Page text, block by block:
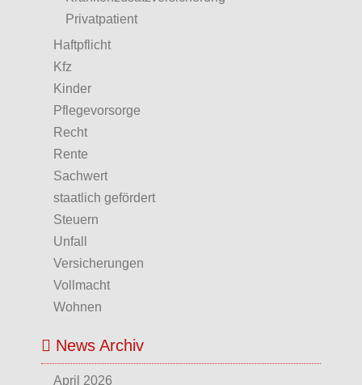
Privatpatient
Haftpflicht
Kfz
Kinder
Pflegevorsorge
Recht
Rente
Sachwert
staatlich gefördert
Steuern
Unfall
Versicherungen
Vollmacht
Wohnen
News Archiv
April 2026